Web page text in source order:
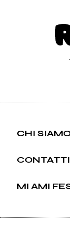
CHI
CONTATTI
MI AMI